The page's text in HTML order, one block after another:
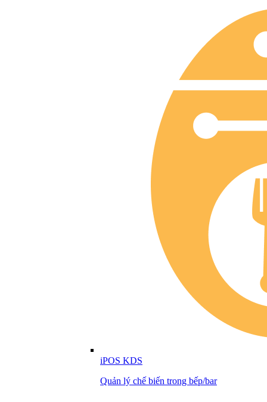
iPOS KDS
Quản lý chế biến trong bếp/bar